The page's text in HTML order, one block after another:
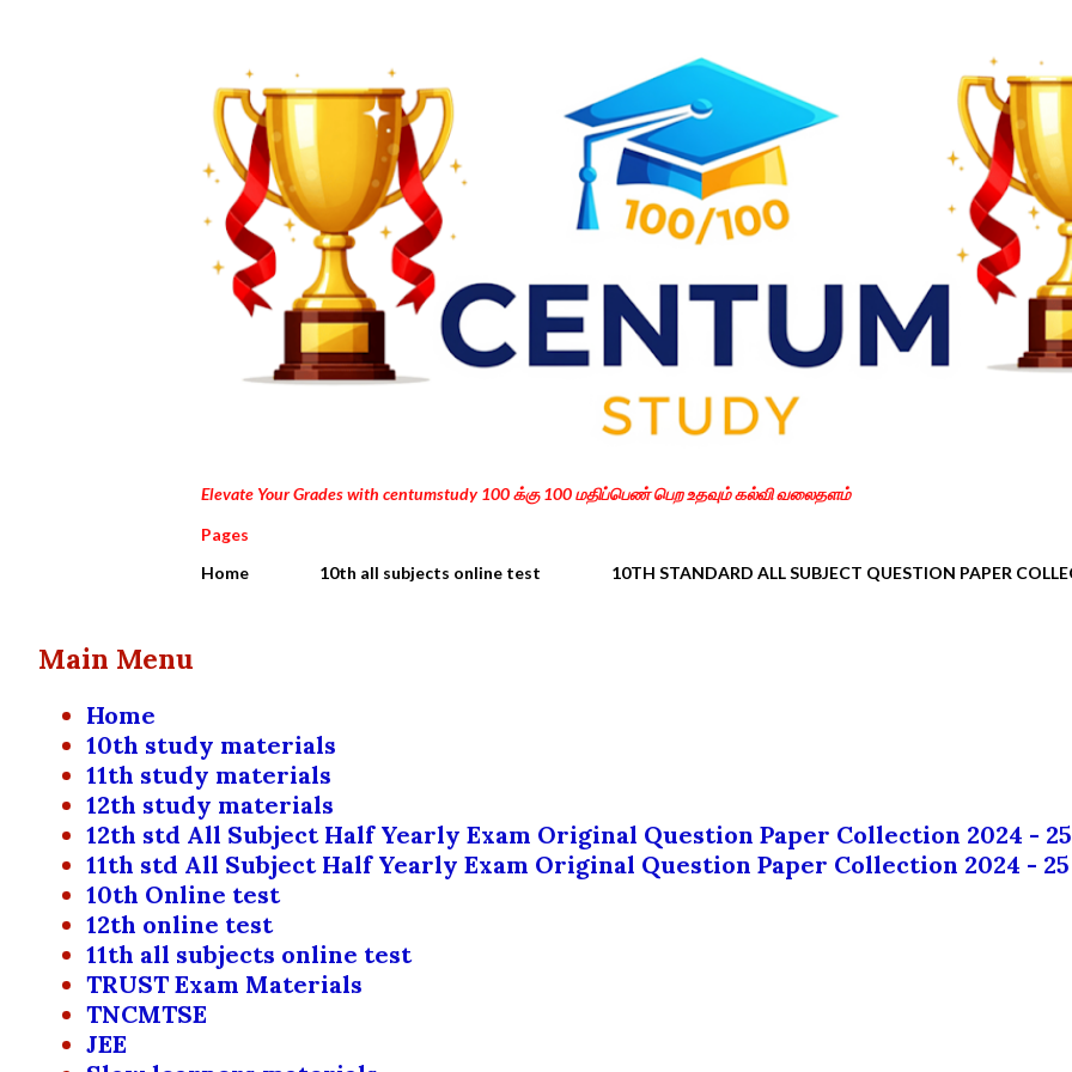
Elevate Your Grades with centumstudy 100 க்கு 100 மதிப்பெண் பெற உதவும் கல்வி வலைதளம்
Pages
Home
10th all subjects online test 10TH STANDARD ALL SUBJECT QUESTION PAPER
Main Menu
Home
10th study materials
11th study materials
12th study materials
12th std All Subject Half Yearly Exam Original Question Paper Collection 2024 - 25
11th std All Subject Half Yearly Exam Original Question Paper Collection 2024 - 25
10th Online test
12th online test
11th all subjects online test
TRUST Exam Materials
TNCMTSE
JEE